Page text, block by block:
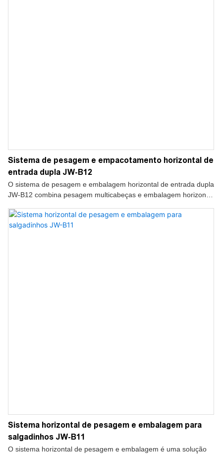
Sistema de pesagem e empacotamento horizontal de
entrada dupla JW-B12
O sistema de pesagem e embalagem horizontal de entrada dupla
JW-B12 combina pesagem multicabeças e embalagem horizontal
congelados, ração para animais de estimação e ferragens. Alta
velocidade, alta precisão e operação totalmente automatizada.
Sistema horizontal de pesagem e embalagem para
salgadinhos JW-B11
O sistema horizontal de pesagem e embalagem é uma solução